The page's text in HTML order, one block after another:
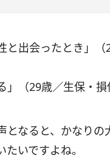
と出会ったとき」
（29歳／生保・損
なると、かなりの
いですよね。